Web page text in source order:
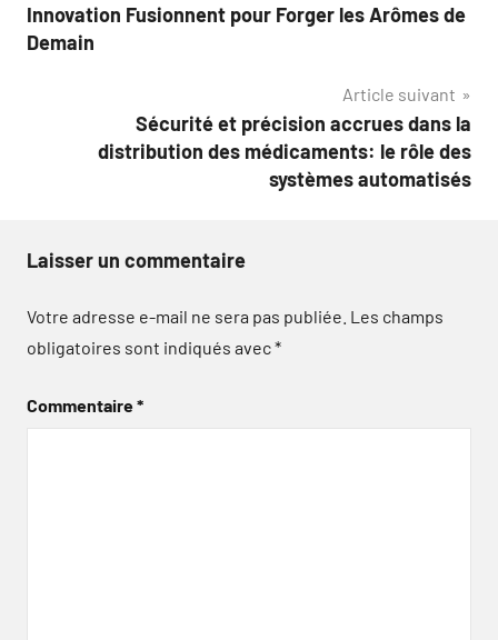
l’article
Innovation Fusionnent pour Forger les Arômes de
Demain
Article suivant
Sécurité et précision accrues dans la
distribution des médicaments: le rôle des
systèmes automatisés
Laisser un commentaire
Votre adresse e-mail ne sera pas publiée. Les champs
obligatoires sont indiqués avec*
Commentaire*